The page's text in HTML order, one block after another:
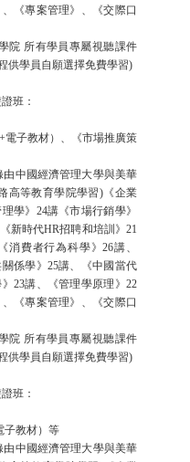
《專案管理》、《交際口
院 所有學員專屬視聽課件
供學員自願選擇免費學習)
班：
電子教材）、《市場推廣策
中國經濟管理大學與美華
高等教育學院學習)《企業
學》24講《市場行銷學》
新時代HR招聘和培訓》21
消費者行為科學》26講、
係學》25講、《中國當代
23講、《管理學原理》22
《專案管理》、《交際口
院 所有學員專屬視聽課件
供學員自願選擇免費學習)
班：
子教材）等
中國經濟管理大學與美華